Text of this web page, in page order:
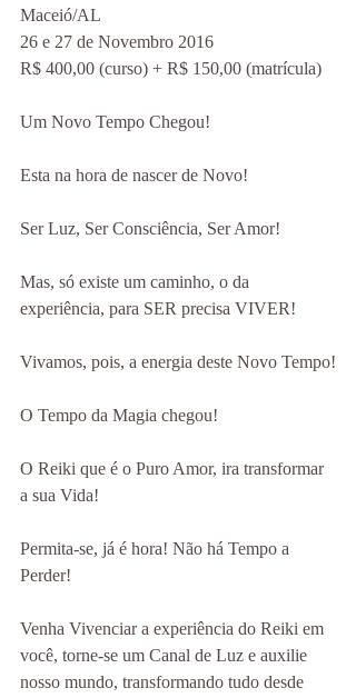
Maceió/AL
26 e 27 de Novembro 2016
R$ 400,00 (curso) + R$ 150,00 (matrícula)
Um Novo Tempo Chegou!
Esta na hora de nascer de Novo!
Ser Luz, Ser Consciência, Ser Amor!
Mas, só existe um caminho, o da
experiência, para SER precisa VIVER!
Vivamos, pois, a energia deste Novo Tempo!
O Tempo da Magia chegou!
O Reiki que é o Puro Amor, ira transformar
a sua Vida!
Permita-se, já é hora! Não há Tempo a
Perder!
Venha Vivenciar a experiência do Reiki em
você, torne-se um Canal de Luz e auxilie
nosso mundo, transformando tudo desde